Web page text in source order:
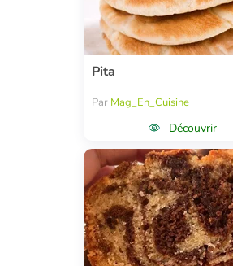
Pita
Par Mag_En_Cuisine
Découvrir